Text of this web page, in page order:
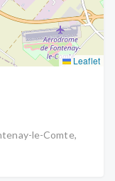
Leaflet
le-Comte,